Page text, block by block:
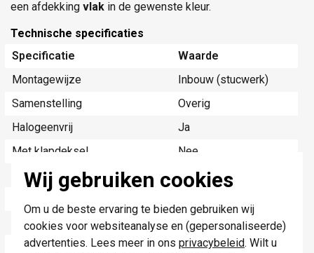
Wij gebruiken cookies
Om u de beste ervaring te bieden gebruiken wij
cookies voor websiteanalyse en (gepersonaliseerde)
advertenties. Lees meer in ons privacybeleid. Wilt u
een afdekking vlak in de gewenste kleur.
Technische specificaties
Specificatie
Waarde
Montagewijze
Inbouw (stucwerk)
Samenstelling
Overig
Halogeenvrij
Ja
Met klapdeksel
Nee
Gebruik
Modular-Jack
Uitvoerrichting
Recht
Met trekontlasting
Nee